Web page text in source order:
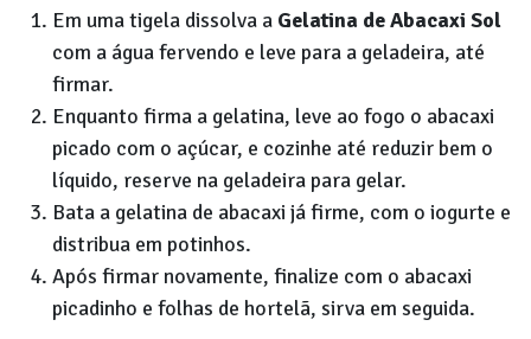
Em uma tigela dissolva a Gelatina de Abacaxi Sol
com a água fervendo e leve para a geladeira, até
firmar.
Enquanto firma a gelatina, leve ao fogo o abacaxi
picado com o açúcar, e cozinhe até reduzir bem o
líquido, reserve na geladeira para gelar.
Bata a gelatina de abacaxi já firme, com o iogurte e
distribua em potinhos.
Após firmar novamente, finalize com o abacaxi
picadinho e folhas de hortelã, sirva em seguida.